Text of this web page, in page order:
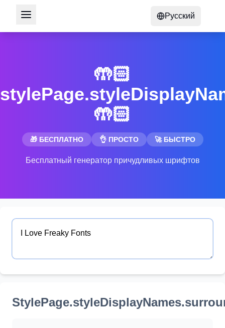
Русский
🤲🏻
🤲🏻
🎁 БЕСПЛАТНО 👌 ПРОСТО 🚀 БЫСТРО
Бесплатный генератор причудливых шрифтов